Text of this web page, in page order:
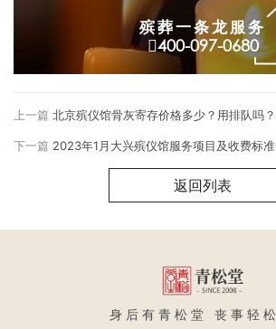
殡葬一条龙服务
400-097-0680
上一篇 北京殡仪馆骨灰寄存价格多少？用排队吗？
返回列表
下一篇 2023年1月大兴殡仪馆服务项目及收费标
身后有青松堂 丧事轻